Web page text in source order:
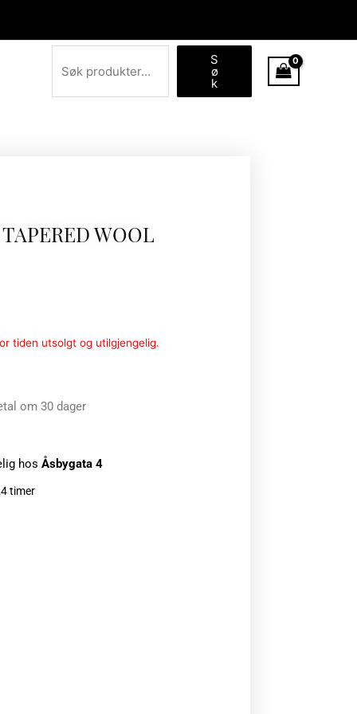
Søk
S
ø
k
WOOL
tiden utsolgt og utilgjengelig.
om 30 dager
hos Åsbygata 4
timer